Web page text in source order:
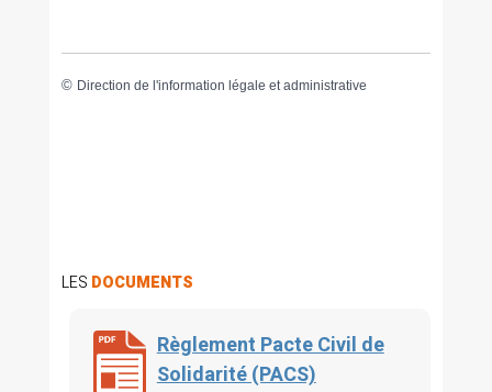
© Direction de l'information légale et administrative
LES DOCUMENTS
Règlement Pacte Civil de
Solidarité (PACS)